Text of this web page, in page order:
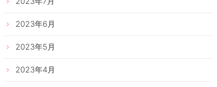
2023年6月
2023年5月
2023年4月